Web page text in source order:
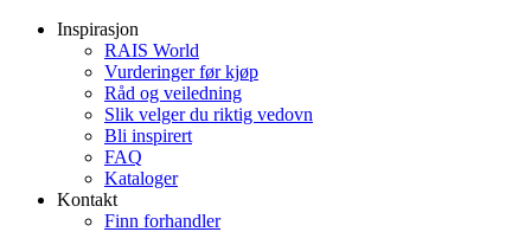
Inspirasjon
RAIS World
Vurderinger før kjøp
Råd og veiledning
Slik velger du riktig vedovn
Bli inspirert
FAQ
Kataloger
Kontakt
Finn forhandler